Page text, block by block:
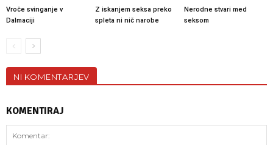
Vroče svinganje v
Dalmaciji
Z iskanjem seksa preko
spleta ni nič narobe
Nerodne stvari med
seksom
NI KOMENTARJEV
KOMENTIRAJ